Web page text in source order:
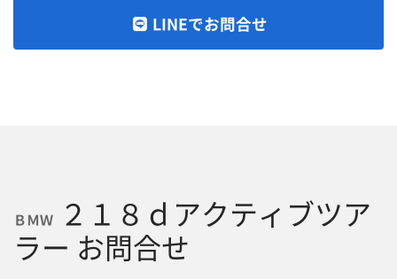
LINEでお問合せ
ＢＭＷ
２１８ｄアクティブツア
ラー お問合せ